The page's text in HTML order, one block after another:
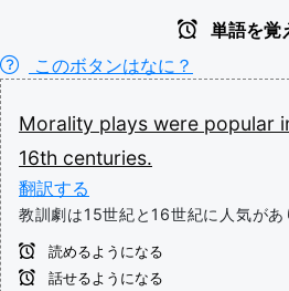
単語を覚
このボタンはなに？
Morality plays were popular
16th centuries.
翻訳する
教訓劇は15世紀と16世紀に人気があ
読めるようになる
話せるようになる